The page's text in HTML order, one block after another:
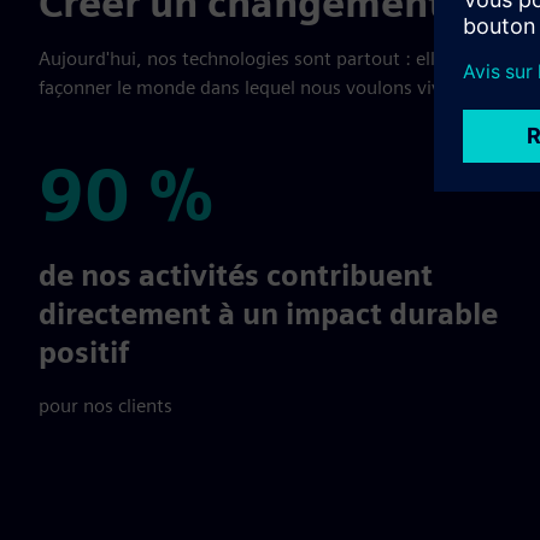
Aujourd'hui, nos technologies sont partout : elles
façonner le monde dans lequel nous voulons vivre.
90 %
90 %
de nos activités contribuent
directement à un impact durable
positif
pour nos clients